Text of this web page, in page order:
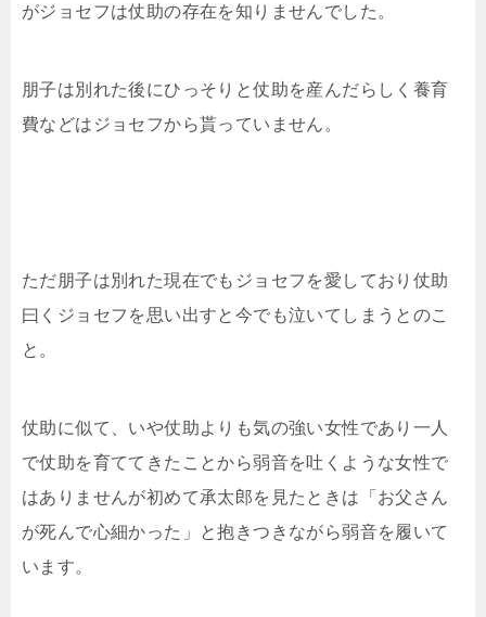
がジョセフは仗助の存在を知りませんでした。
朋子は別れた後にひっそりと仗助を産んだらしく養育
費などはジョセフから貰っていません。
ただ朋子は別れた現在でもジョセフを愛しており仗助
曰くジョセフを思い出すと今でも泣いてしまうとのこ
と。
仗助に似て、いや仗助よりも気の強い女性であり一人
で仗助を育ててきたことから弱音を吐くような女性で
はありませんが初めて承太郎を見たときは「お父さん
が死んで心細かった」と抱きつきながら弱音を履いて
います。